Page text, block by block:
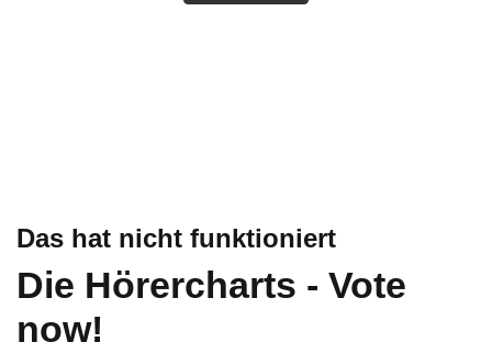
Das hat nicht funktioniert
Die Hörercharts - Vote
now!